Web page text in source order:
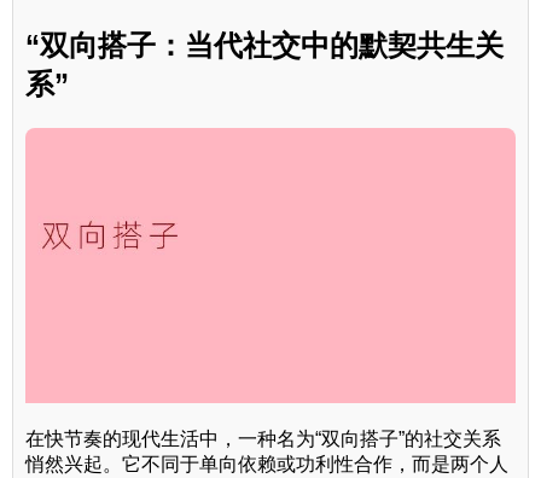
“双向搭子：当代社交中的默契共生关
系”
在快节奏的现代生活中，一种名为“双向搭子”的社交关系
悄然兴起。它不同于单向依赖或功利性合作，而是两个人